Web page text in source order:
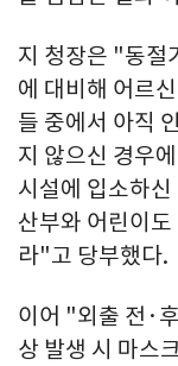
지 청장은 "동절
에 대비해 어르
들 중에서 아직
지 않으신 경우
시설에 입소하
산부와 어린이
라"고 당부했다.
이어 "외출 전·
상 발생 시 마스